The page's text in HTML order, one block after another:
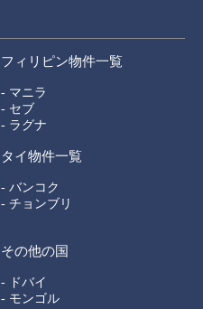
フィリピン物件一覧
- マニラ
- セブ
- ラグナ
タイ物件一覧
- バンコク
- チョンブリ
その他の国
- ドバイ
- モンゴル